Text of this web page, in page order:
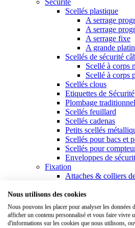
Scellés plastique
A serrage
A serrage
A serrage fixe
A grande
Scellés de sécurité
Scellé à corps
Scellé à corps
Scellés clous
Etiquettes de Sécurité
Plombage traditionnel
Scellés feuillard
Scellés cadenas
Petits scellés
Scellés pour bacs et
Scellés pour
Enveloppes de
Fixation
Attaches & colliers
Colliers à
Colliers à platine
Outillage liens
Colliers de serrage
Nous utilisons des cookies
Nous pouvons les placer pour analyser les données
afficher un contenu personnalisé et vous faire vivre
d'informations sur les cookies que nous utilisons,